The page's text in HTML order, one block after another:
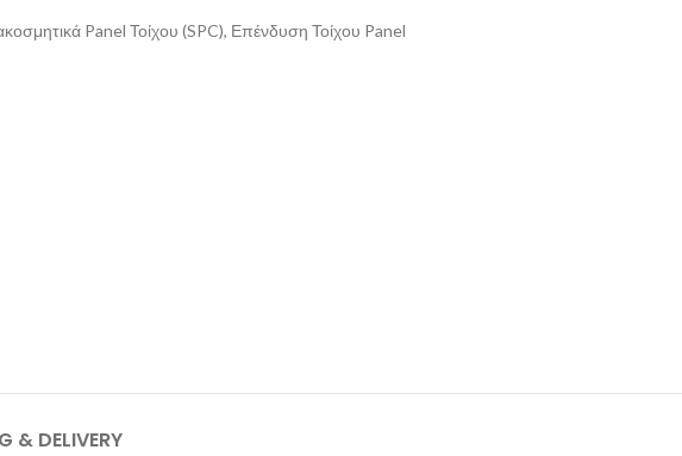
Panel Τοίχου (SPC), Επένδυση Τοίχου Panel
& DELIVERY